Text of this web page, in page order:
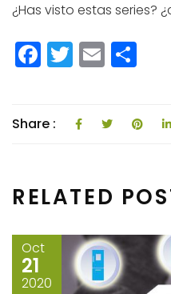
¿Has visto estas series?
F
a
e
o
o
k
T
w
e
E
m
l p
rti
r
Share :
RELATED
Oct
21
2020